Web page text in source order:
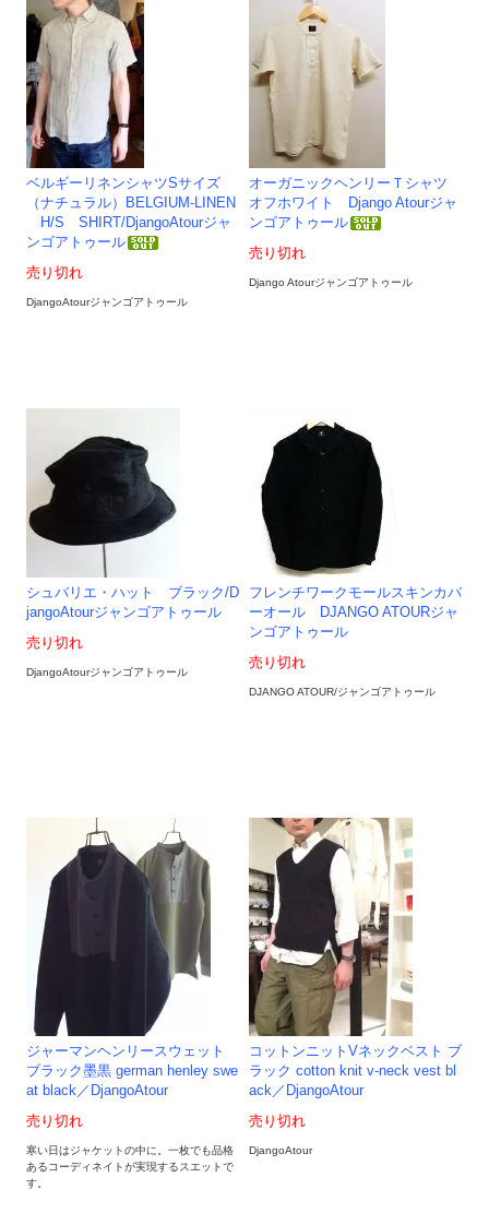
ベルギーリネンシャツSサイズ
（ナチュラル）BELGIUM-LINEN
H/S SHIRT/DjangoAtourジャ
ンゴアトゥール
売り切れ
DjangoAtourジャンゴアトゥール
オーガニックヘンリーＴシャツ
オフホワイト Django Atourジャ
ンゴアトゥール
売り切れ
Django Atourジャンゴアトゥール
シュバリエ・ハット ブラック/D
jangoAtourジャンゴアトゥール
売り切れ
DjangoAtourジャンゴアトゥール
フレンチワークモールスキンカバ
ーオール DJANGO ATOURジャ
ンゴアトゥール
売り切れ
DJANGO ATOUR/ジャンゴアトゥール
ジャーマンヘンリースウェット
ブラック墨黒 german henley swe
at black／DjangoAtour
売り切れ
寒い日はジャケットの中に。一枚でも品格
あるコーディネイトが実現するスエットで
す。
コットンニットVネックベスト ブ
ラック cotton knit v-neck vest bl
ack／DjangoAtour
売り切れ
DjangoAtour